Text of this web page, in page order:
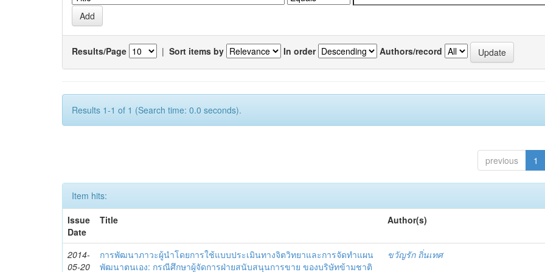
Results/Page | Sort items by In order Authors/record
Results 1-1 of 1 (Search time: 0.0 seconds).
previous 1
Item hits:
Issue
Date
Title Author(s)
2014-
05-20
การพัฒนาภาวะผู้นำโดยการใช้แบบประเมินทางจิตวิทยาและการจัดทำแผน
พัฒนาตนเอง: กรณีศึกษาผู้จัดการฝ่ายสนับสนุนการขาย ของบริษัทข้ามชาติ
ขวัญรัก ถิ่นเทศ